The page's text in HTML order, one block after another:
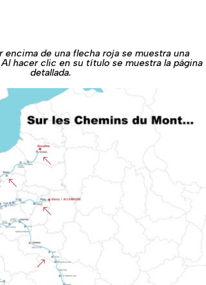
encima de una flecha roja se muestra una
hacer clic en su título se muestra la página
detallada.
%
%
%
&